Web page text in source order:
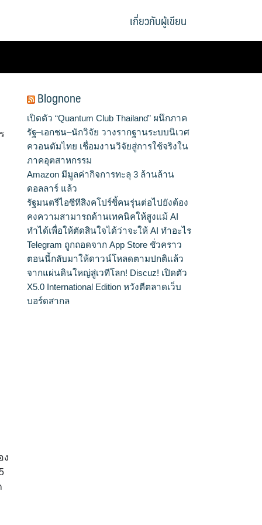
เกี่ยวกับผู้เขียน
ง
Blognone
เปิดตัว “Quantum Club Thailand” ผนึกภาค
รัฐ–เอกชน–นักวิจัย วางรากฐานระบบนิเวศ
ควอนตัมไทย เชื่อมงานวิจัยสู่การใช้จริงใน
ภาคอุตสาหกรรม
Amazon มีมูลค่ากิจการทะลุ 3 ล้านล้าน
ดอลลาร์ แล้ว
รัฐมนตรีไอซีทีสิงคโปร์ชี้คนรุ่นต่อไปยังต้อง
คงความสามารถด้านเทคนิคให้สูงแม้ AI
ทำได้เพื่อให้ตัดสินใจได้ว่าจะให้ AI ทำอะไร
Telegram ถูกถอดจาก App Store ชั่วคราว
ตอนนี้กลับมาให้ดาวน์โหลดตามปกติแล้ว
จากแผ่นดินใหญ่สู่เวทีโลก! Discuz! เปิดตัว
X5.0 International Edition หวังตีตลาดเว็บ
บอร์ดสากล